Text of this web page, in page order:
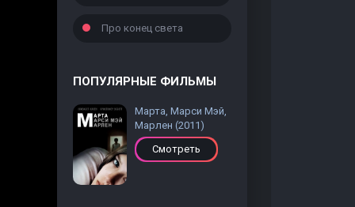
Про конец света
ПОПУЛЯРНЫЕ ФИЛЬМЫ
Марта, Марси Мэй,
Марлен (2011)
Смотреть